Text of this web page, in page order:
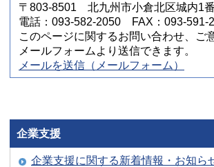
〒803-8501 北九州市小倉北区城内1
電話：093-582-2050 FAX：093-591-
このページに関するお問い合わせ、ご
メールフォームより送信できます。
メールを送信（メールフォーム）
企業支援
企業支援に関する新着情報・お知ら